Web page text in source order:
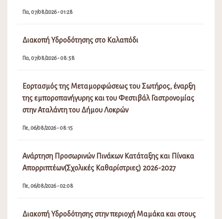
Πα, 07/08/2026 - 01:28
Διακοπή Υδροδότησης στο Καλαπόδι
Πα, 07/08/2026 - 08:58
Εορτασμός της Μεταμορφώσεως του Σωτήρος, έναρξη
της εμποροπανήγυρης και του Φεστιβάλ Γαστρονομίας
στην Αταλάντη του Δήμου Λοκρών
Πε, 06/08/2026 - 08:15
Ανάρτηση Προσωρινών Πινάκων Κατάταξης και Πίνακα
Απορριπτέων(Σχολικές Καθαρίστριες) 2026-2027
Πε, 06/08/2026 - 02:08
Διακοπή Υδροδότησης στην περιοχή Μαμάκα και στους